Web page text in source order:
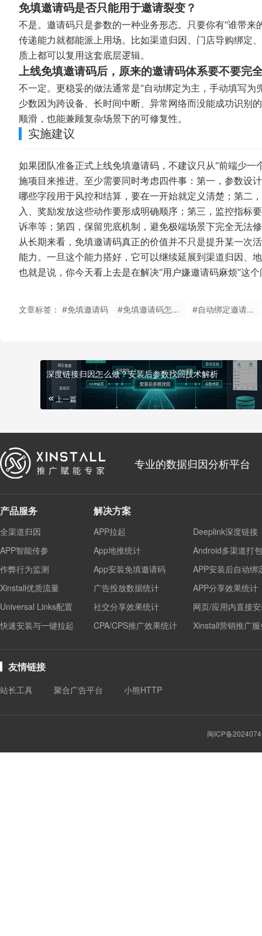
免填邀请码是否只能用于邀请裂变？
不是。邀请码只是参数的一种业务形态。只要你有“谁带来
传递能力就都能派上用场。比如渠道归因、门店导购绑定
质上都可以复用这套底层逻辑。
上线免填邀请码后，原来的邀请码体系要不要完
不一定。更稳妥的做法通常是“自动绑定为主，手动填写
少数因为跨设备、长时间中断、异常网络而没能成功识别
顺滑，也能兼顾复杂场景下的可修复性。
实施建议
如果团队准备正式上线免填邀请码，不建议只从“前端少
施项目来推进。至少需要同时考虑四件事：第一，参数设
哪些字段用于风控和结算，要在一开始就定义清楚；第二
入、奖励发放这些动作要形成明确顺序；第三，监控指标
诉率等；第四，保留兜底机制，避免极端场景下完全无法
从长期来看，免填邀请码真正的价值并不只是提升某一次
能力。一旦这个能力搭好，它可以继续延展到渠道归因、
也就是说，你今天看上去是在解决“用户嫌邀请码麻烦”这
文章标签： #免填邀请码 #免填邀请码怎么实现 #自动绑定邀请关系
深度链接归因怎么做？安装后参数找回技术解析
上一篇
专业的数据归因分析平台
产品服务
全渠道归因
APP智能传参
作弊行为监测
Xinstall优质流量
Universal Links配置
快速安装与一键拉起
解决方案
APP拉起
Deeplink深度链接
App地推统计
Android多渠道打包
App安装免填邀请码
APP安装后自动绑
广告投放数据统计
APP分享效果统计
社交分享效果统计
网页/应用内直接
CPA/CPS推广效果统计
Xinstall营销推广
友情链接
站长工具 聚合广告平台 小熊HTTP
闽ICP备